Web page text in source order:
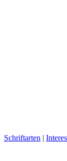
Schriftarten |